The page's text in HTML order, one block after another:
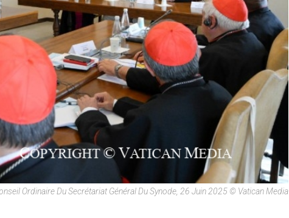
Ordinaire Du Secrétariat Général Du Synode, 26 Juin 2025 © Vatican Media